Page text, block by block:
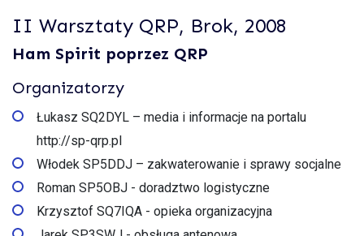
II Warsztaty QRP, Brok, 2008
Ham Spirit poprzez QRP
Organizatorzy
Łukasz SQ2DYL – media i informacje na portalu
http://sp-qrp.pl
Włodek SP5DDJ – zakwaterowanie i sprawy socjalne
Roman SP5OBJ - doradztwo logistyczne
Krzysztof SQ7IQA - opieka organizacyjna